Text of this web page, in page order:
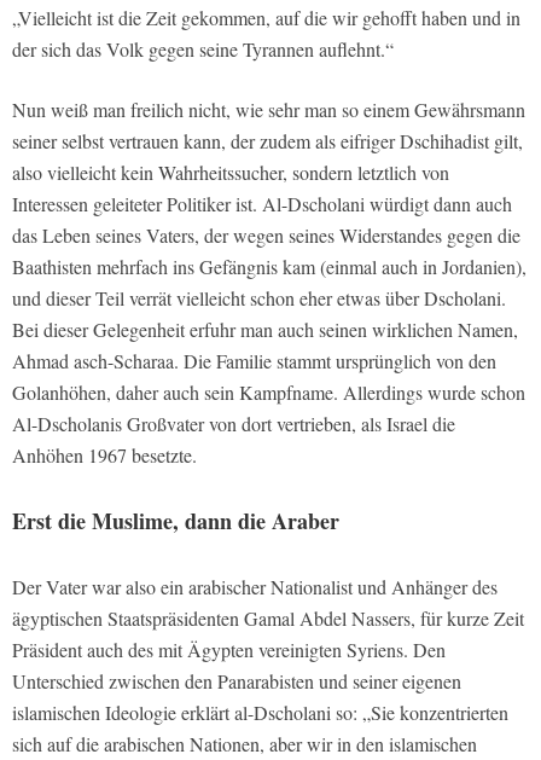
„Vielleicht ist die Zeit gekommen, auf die wir gehofft haben und in
der sich das Volk gegen seine Tyrannen auflehnt.“
Nun weiß man freilich nicht, wie sehr man so einem Gewährsmann
seiner selbst vertrauen kann, der zudem als eifriger Dschihadist gilt,
also vielleicht kein Wahrheitssucher, sondern letztlich von
Interessen geleiteter Politiker ist. Al-Dscholani würdigt dann auch
das Leben seines Vaters, der wegen seines Widerstandes gegen die
Baathisten mehrfach ins Gefängnis kam (einmal auch in Jordanien),
und dieser Teil verrät vielleicht schon eher etwas über Dscholani.
Bei dieser Gelegenheit erfuhr man auch seinen wirklichen Namen,
Ahmad asch-Scharaa. Die Familie stammt ursprünglich von den
Golanhöhen, daher auch sein Kampfname. Allerdings wurde schon
Al-Dscholanis Großvater von dort vertrieben, als Israel die
Anhöhen 1967 besetzte.
Erst die Muslime, dann die Araber
Der Vater war also ein arabischer Nationalist und Anhänger des
ägyptischen Staatspräsidenten Gamal Abdel Nassers, für kurze Zeit
Präsident auch des mit Ägypten vereinigten Syriens. Den
Unterschied zwischen den Panarabisten und seiner eigenen
islamischen Ideologie erklärt al-Dscholani so: „Sie konzentrierten
sich auf die arabischen Nationen, aber wir in den islamischen